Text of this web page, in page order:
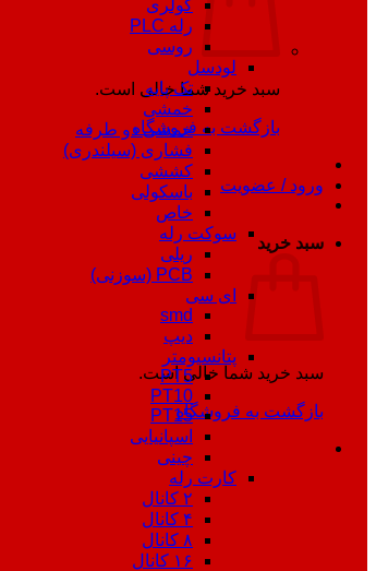
سبد خرید شما خالی است.
بازگشت به فروشگاه
ورود / عضویت
سبد خرید
سبد خرید شما خالی است.
بازگشت به فروشگاه
کولری
رله PLC
روسی
لودسل
تک پایه
خمشی
خمشی دو طرفه
فشاری (سیلندری)
کششی
باسکولی
خاص
سوکت رله
ریلی
PCB (سوزنی)
ای سی
smd
دیپ
پتانسیومتر
PT5
PT10
PT15
اسپانیایی
چینی
کارت رله
۲ کانال
۴ کانال
۸ کانال
۱۶ کانال